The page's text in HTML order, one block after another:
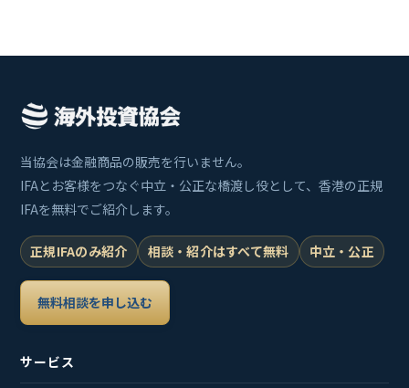
当協会は金融商品の販売を行いません。
IFAとお客様をつなぐ中立・公正な橋渡し役として、香港の正規
IFAを無料でご紹介します。
正規IFAのみ紹介 相談・紹介はすべて無料 中立・公正
無料相談を申し込む
サービス